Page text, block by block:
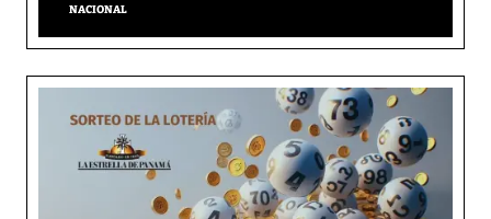
NACIONAL